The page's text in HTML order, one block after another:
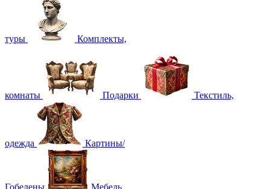
туры Комплекты,
комнаты Подарки Текстиль,
одежда Картины/
Гобелены Мебель